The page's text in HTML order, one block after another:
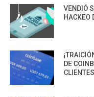
VENDIÓ
HACKEO
DE